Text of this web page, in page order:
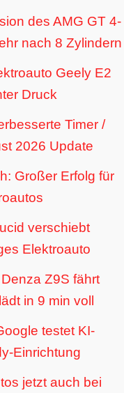
des AMG GT 4-
nach 8 Zylindern
Geely E2
Druck
Timer /
2026 Update
Großer Erfolg für
verschiebt
Elektroauto
Z9S fährt
in 9 min voll
testet KI-
Einrichtung
jetzt auch bei